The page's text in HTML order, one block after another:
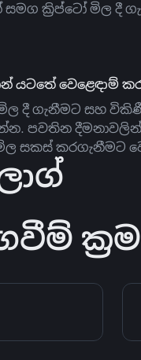
ක්‍රිප්ටෝ මිල දී
යටතේ වෙළෙඳාම්
දී ගැනීමට සහ
පවතින
සකස් කරගැනීමට
ක්‍රම